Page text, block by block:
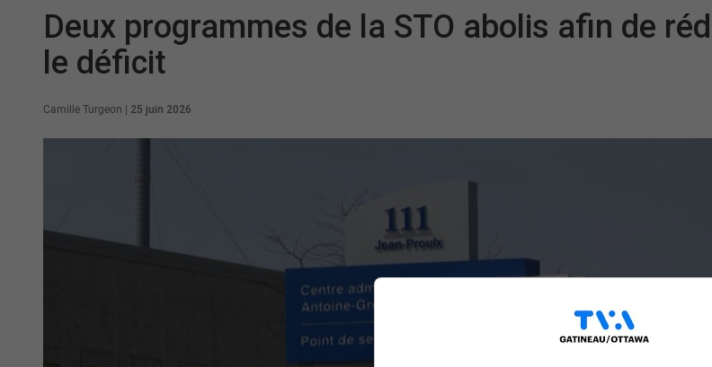
Deux programmes de la STO abolis afin de
le déficit
Camille Turgeon 25 juin 2026